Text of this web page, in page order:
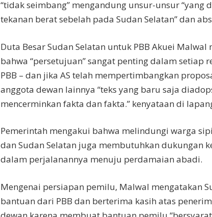
“tidak seimbang” mengandung unsur-unsur “yang
tekanan berat sebelah pada Sudan Selatan” dan
Duta Besar Sudan Selatan untuk PBB Akuei
bahwa “persetujuan” sangat penting dalam setiap
PBB – dan jika AS telah mempertimbangkan
anggota dewan lainnya “teks yang baru saja
mencerminkan fakta dan fakta.” kenyataan di
Pemerintah mengakui bahwa melindungi warga
dan Sudan Selatan juga membutuhkan dukungan
dalam perjalanannya menuju perdamaian abadi.
Mengenai persiapan pemilu, Malwal mengatakan
bantuan dari PBB dan berterima kasih atas